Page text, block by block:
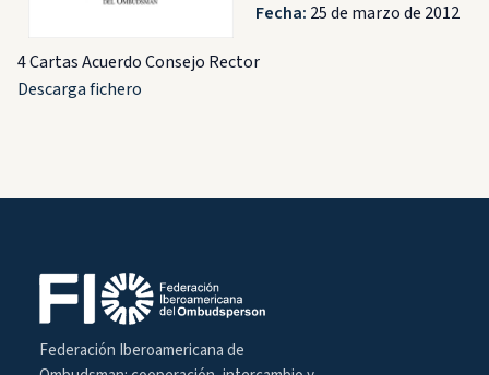
Fecha: 25 de marzo de 2012
4 Cartas Acuerdo Consejo Rector
Descarga fichero
Federación Iberoamericana de